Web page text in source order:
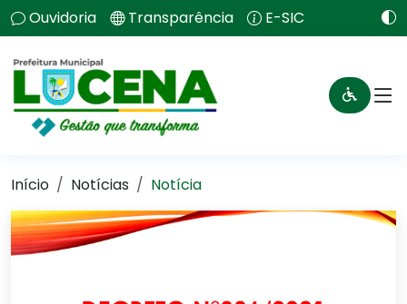
Ouvidoria Transparência E-SIC
Início Notícias Notícia